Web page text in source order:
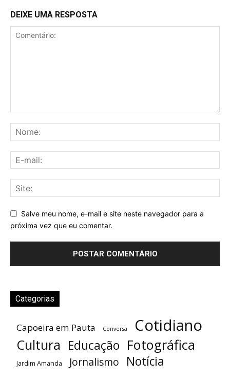
DEIXE UMA RESPOSTA
Salve meu nome, e-mail e site neste navegador para a
próxima vez que eu comentar.
Categorias
Capoeira em Pauta Conversa Cotidiano
Cultura Educação Fotográfica
Jardim Amanda Jornalismo Notícia